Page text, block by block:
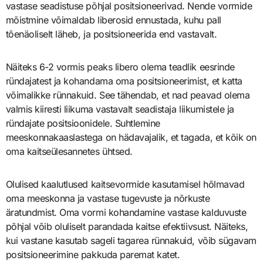
vastase seadistuse põhjal positsioneerivad. Nende vormide
mõistmine võimaldab liberosid ennustada, kuhu pall
tõenäoliselt läheb, ja positsioneerida end vastavalt.
Näiteks 6-2 vormis peaks libero olema teadlik eesrinde
ründajatest ja kohandama oma positsioneerimist, et katta
võimalikke rünnakuid. See tähendab, et nad peavad olema
valmis kiiresti liikuma vastavalt seadistaja liikumistele ja
ründajate positsioonidele. Suhtlemine
meeskonnakaaslastega on hädavajalik, et tagada, et kõik on
oma kaitseülesannetes ühtsed.
Olulised kaalutlused kaitsevormide kasutamisel hõlmavad
oma meeskonna ja vastase tugevuste ja nõrkuste
äratundmist. Oma vormi kohandamine vastase kalduvuste
põhjal võib oluliselt parandada kaitse efektiivsust. Näiteks,
kui vastane kasutab sageli tagarea rünnakuid, võib sügavam
positsioneerimine pakkuda paremat katet.